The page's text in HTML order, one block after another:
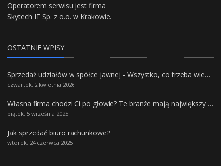
Operatorem serwisu jest firma
Skytech IT Sp. z o.o. w Krakowie.
OSTATNIE WPISY
Sprzedaż udziałów w spółce jawnej - Wszystko, co trzeba wiedzieć.
czwartek, 2 kwietnia 2026
Własna firma chodzi Ci po głowie? Te branże mają największy potencjał rozwoju
piątek, 5 września 2025
Jak sprzedać biuro rachunkowe?
wtorek, 24 czerwca 2025